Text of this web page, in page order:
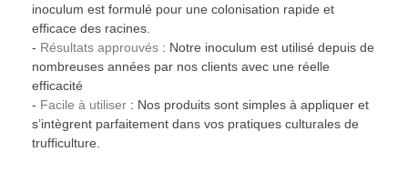
inoculum est formulé pour une colonisation rapide et
efficace des racines.
- Résultats approuvés : Notre inoculum est utilisé depuis de
nombreuses années par nos clients avec une réelle
efficacité
- Facile à utiliser : Nos produits sont simples à appliquer et
s’intègrent parfaitement dans vos pratiques culturales de
trufficulture.